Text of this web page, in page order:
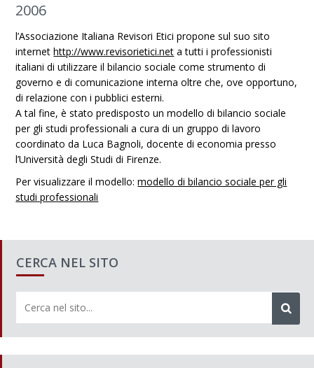
2006
l’Associazione Italiana Revisori Etici propone sul suo sito
internethttp://www.revisorietici.net a tutti i professionisti
italiani di utilizzare il bilancio sociale come strumento di
governo e di comunicazione interna oltre che, ove opportuno,
di relazione con i pubblici esterni.
A tal fine, è stato predisposto un modello di bilancio sociale
per gli studi professionali a cura di un gruppo di lavoro
coordinato da Luca Bagnoli, docente di economia presso
l’Università degli Studi di Firenze.
Per visualizzare il modello:modello di bilancio sociale per gli
studi professionali
CERCA NEL SITO